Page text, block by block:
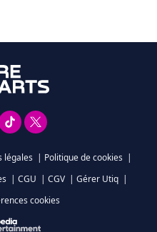
légales | Politique de cookies |
| CGU | CGV | Gérer Utiq |
cookies